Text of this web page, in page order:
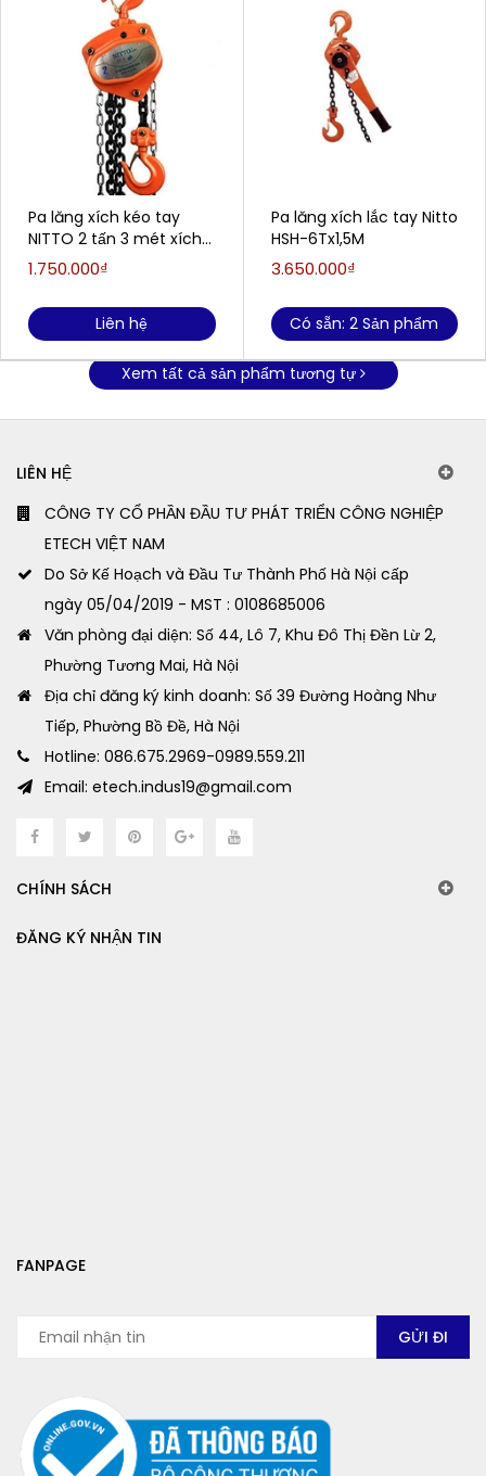
Pa lăng xích kéo tay
NITTO 2 tấn 3 mét xích
đôi
1.750.000₫
Liên hệ
Pa lăng xích lắc tay Nitto
HSH-6Tx1,5M
3.650.000₫
Có sẵn: 2 Sản phẩm
Xem tất cả sản phẩm tương tự
LIÊN HỆ
CÔNG TY CỔ PHẦN ĐẦU TƯ PHÁT TRIỂN CÔNG NGHIỆP
ETECH VIỆT NAM
Do Sở Kế Hoạch và Đầu Tư Thành Phố Hà Nội cấp
ngày 05/04/2019 - MST : 0108685006
Văn phòng đại diện: Số 44, Lô 7, Khu Đô Thị Đền Lừ 2,
Phường Tương Mai, Hà Nội
Địa chỉ đăng ký kinh doanh: Số 39 Đường Hoàng Như
Tiếp, Phường Bồ Đề, Hà Nội
Hotline: 086.675.2969-0989.559.211
Email: etech.indus19@gmail.com
CHÍNH SÁCH
ĐĂNG KÝ NHẬN TIN
FANPAGE